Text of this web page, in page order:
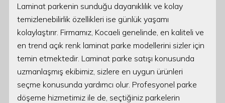
Laminat parkenin sunduğu dayanıklılık ve kolay
temizlenebilirlik özellikleri ise günlük yaşamı
kolaylaştırır. Firmamız, Kocaeli genelinde, en kaliteli ve
en trend açık renk laminat parke modellerini sizler için
temin etmektedir. Laminat parke satışı konusunda
uzmanlaşmış ekibimiz, sizlere en uygun ürünleri
seçme konusunda yardımcı olur. Profesyonel parke
döşeme hizmetimiz ile de, seçtiğiniz parkelerin